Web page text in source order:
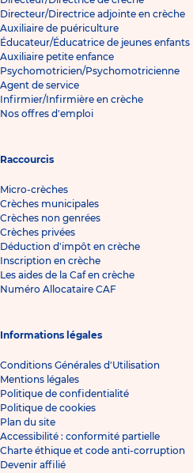
Directeur/Directrice adjointe en crèche
Auxiliaire de puériculture
Éducateur/Éducatrice de jeunes enfants
Auxiliaire petite enfance
Psychomotricien/Psychomotricienne
Agent de service
Infirmier/Infirmière en crèche
Nos offres d'emploi
Raccourcis
Micro-crèches
Crèches municipales
Crèches non genrées
Crèches privées
Déduction d'impôt en crèche
Inscription en crèche
Les aides de la Caf en crèche
Numéro Allocataire CAF
Informations légales
Conditions Générales d'Utilisation
Mentions légales
Politique de confidentialité
Politique de cookies
Plan du site
Accessibilité : conformité partielle
Charte éthique et code anti-corruption
Devenir affilié